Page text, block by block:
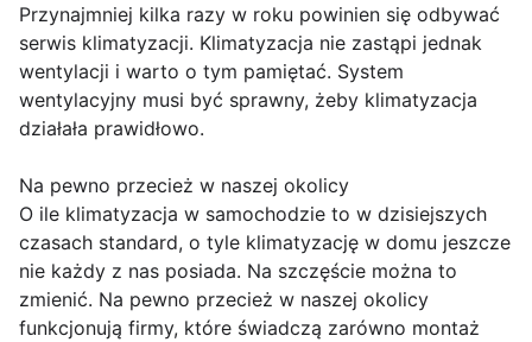
Przynajmniej kilka razy w roku powinien się odbywać
serwis klimatyzacji. Klimatyzacja nie zastąpi jednak
wentylacji i warto o tym pamiętać. System
wentylacyjny musi być sprawny, żeby klimatyzacja
działała prawidłowo.
Na pewno przecież w naszej okolicy
O ile klimatyzacja w samochodzie to w dzisiejszych
czasach standard, o tyle klimatyzację w domu jeszcze
nie każdy z nas posiada. Na szczęście można to
zmienić. Na pewno przecież w naszej okolicy
funkcjonują firmy, które świadczą zarówno montaż